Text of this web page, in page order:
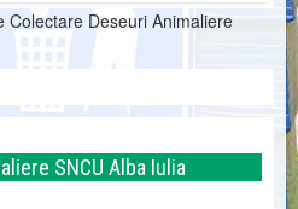
Colectare Deseuri Animaliere
SNCU Alba Iulia